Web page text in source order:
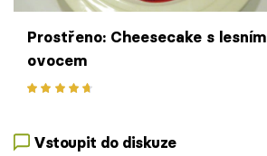
Prostřeno: Cheesecake s lesním
ovocem
Vstoupit do diskuze